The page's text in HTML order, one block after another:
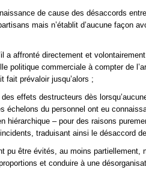
de cause des désaccords
mais n’établit d’aucune façon
a affronté directement et
politique commerciale à compter de
fait prévaloir jusqu’alors ;
effets destructeurs dès
échelons du personnel ont eu
– pour des raisons
traduisant ainsi le désaccord
pu être évités, au moins partiellement,
et conduire à une